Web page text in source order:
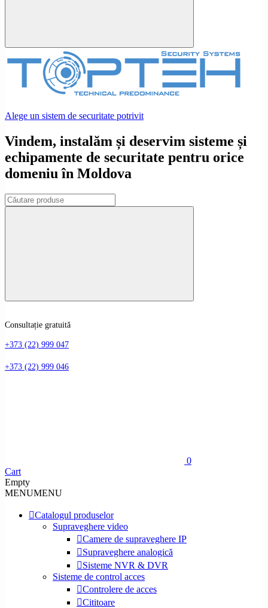
Alege un sistem de securitate potrivit
Vindem, instalăm și deservim sisteme și
echipamente de securitate pentru orice
domeniu în Moldova
Consultație gratuită
+373 (22) 999 047
+373 (22) 999 046
0
Cart
Empty
MENUMENU
Catalogul produselor
Supraveghere video
Camere de supraveghere IP
Supraveghere analogică
Sisteme NVR & DVR
Sisteme de control acces
Controlere de acces
Cititoare